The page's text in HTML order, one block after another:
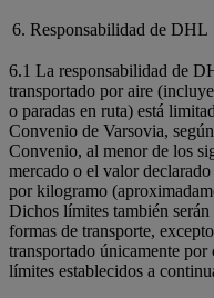
6. Responsabilidad de DHL
6.1 La responsabilidad de
transportado por aire
o paradas en ruta) está
Convenio de Varsovia,
Convenio, al menor de los
mercado o el valor
por kilogramo
Dichos límites también
formas de transporte,
transportado únicamente
límites establecidos a